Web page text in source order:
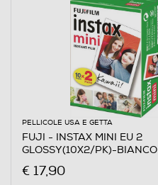
PELLICOLE USA E GETTA
FUJI - INSTAX MINI EU 2
GLOSSY(10X2/PK)-BIANCO
€ 17,90